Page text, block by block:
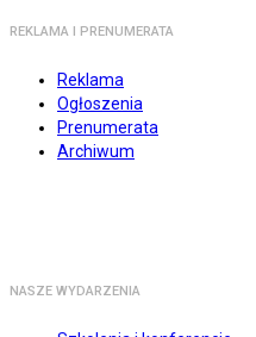
REKLAMA I PRENUMERATA
Reklama
Ogłoszenia
Prenumerata
Archiwum
NASZE WYDARZENIA